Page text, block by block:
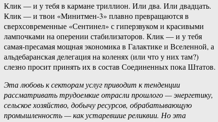
Клик — и у тебя в кармане триллион. Или два. Или двадцать.
Клик — и твои «Минитмен-3» плавно превращаются в
сверхсовременные «Сентинел» с гиперзвуком и красивыми
лампочками на оперении стабилизаторов. Клик — и у тебя
самая-пресамая мощная экономика в Галактике и Вселенной, а
альдебаранская делегация на коленях (или что у них там?)
слезно просит принять их в состав Соединенных пока Штатов.
Эта любовь к секторам услуг приводит к тенденции
рассматривать трудоемкие отрасли прошлого — энергетику,
сельское хозяйство, добычу ресурсов, обрабатывающую
промышленность — как устаревшие реликвии. Но эта